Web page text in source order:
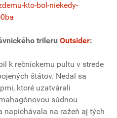
kto-bol-niekedy-
trileru Outsider:
k rečníckemu pultu v strede
štátov. Nedal sa
ktoré uzatvárali
súdnou
napichávala na ražeň aj tých